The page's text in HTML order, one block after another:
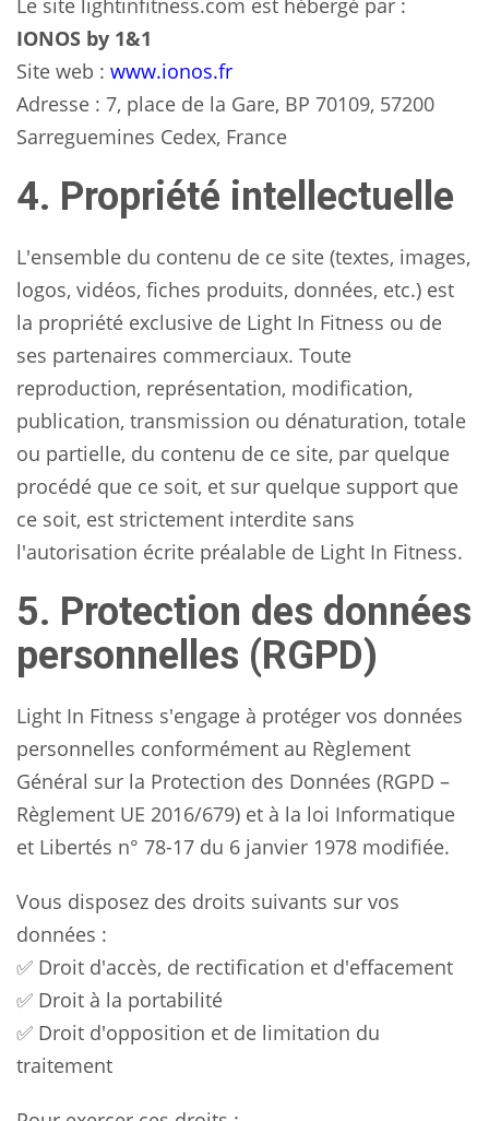
Le site lightinfitness.com est hébergé par :
IONOS by 1&1
Site web : www.ionos.fr
Adresse : 7, place de la Gare, BP 70109, 57200
Sarreguemines Cedex, France
4. Propriété intellectuelle
L'ensemble du contenu de ce site (textes, images,
logos, vidéos, fiches produits, données, etc.) est
la propriété exclusive de Light In Fitness ou de
ses partenaires commerciaux. Toute
reproduction, représentation, modification,
publication, transmission ou dénaturation, totale
ou partielle, du contenu de ce site, par quelque
procédé que ce soit, et sur quelque support que
ce soit, est strictement interdite sans
l'autorisation écrite préalable de Light In Fitness.
5. Protection des données
personnelles (RGPD)
Light In Fitness s'engage à protéger vos données
personnelles conformément au Règlement
Général sur la Protection des Données (RGPD –
Règlement UE 2016/679) et à la loi Informatique
et Libertés n° 78-17 du 6 janvier 1978 modifiée.
Vous disposez des droits suivants sur vos
données :
✅ Droit d'accès, de rectification et d'effacement
✅ Droit à la portabilité
✅ Droit d'opposition et de limitation du
traitement